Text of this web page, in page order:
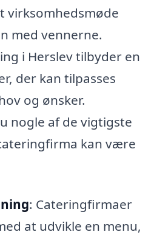
virksomhedsmøde
med vennerne.
i Herslev tilbyder en
der kan tilpasses
og ønsker.
nogle af de vigtigste
kan være
: Cateringfirmaer
at udvikle en menu,